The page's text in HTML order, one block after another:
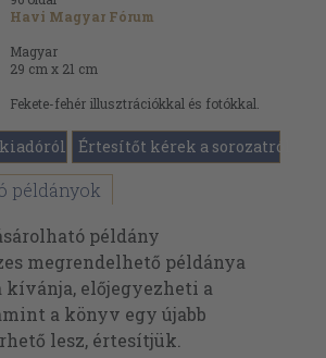
Havi Magyar Fórum
Magyar
29 cm x 21 cm
Fekete-fehér illusztrációkkal és fotókkal.
Értesítőt kérek a sorozatról
példányok
példány
megrendelhető példánya
előjegyezheti a
a könyv egy újabb
lesz, értesítjük.